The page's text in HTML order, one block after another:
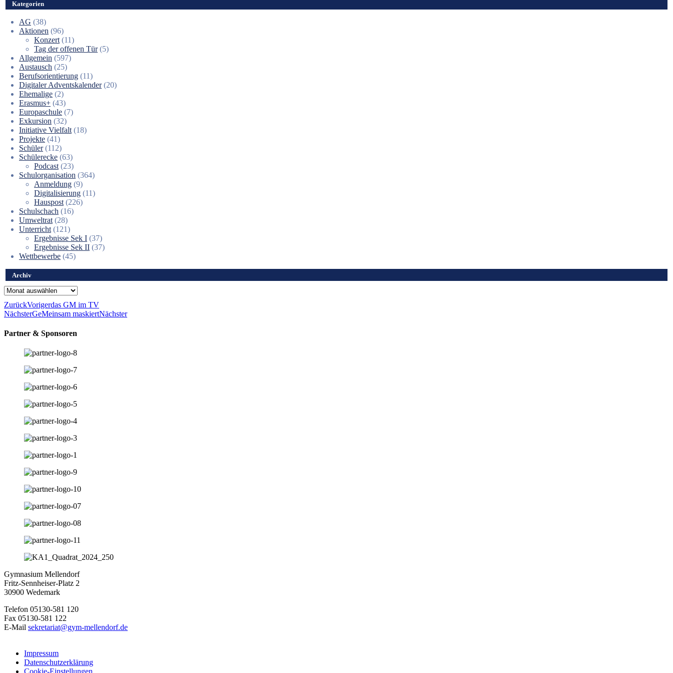
Kategorien
AG (38)
Aktionen (96)
Konzert (11)
Tag der offenen Tür(5)
Allgemein (597)
Austausch (25)
Berufsorientierung (11)
Digitaler Adventskalender(20)
Ehemalige (2)
Erasmus+ (43)
Europaschule (7)
Exkursion (32)
Initiative Vielfalt (18)
Projekte (41)
Schüler(112)
Schülerecke (63)
Podcast (23)
Schulorganisation (364)
Anmeldung (9)
Digitalisierung (11)
Hauspost (226)
Schulschach (16)
Umweltrat (28)
Unterricht (121)
Ergebnisse Sek I (37)
Ergebnisse Sek II (37)
Wettbewerbe (45)
Archiv
Archiv
ZurückVorigerdas GM im TV
NächsterGeMeinsam maskiertNächster
Partner & Sponsoren
Gymnasium Mellendorf
Fritz-Sennheiser-Platz 2
30900 Wedemark
Telefon 05130-581 120
Fax 05130-581 122
E-Mail sekretariat@gym-mellendorf.de
Impressum
Datenschutzerklärung